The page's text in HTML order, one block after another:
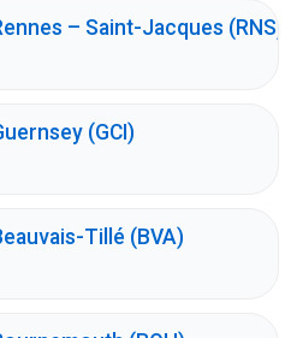
– Saint-Jacques (RNS)
(GCI)
Tillé (BVA)